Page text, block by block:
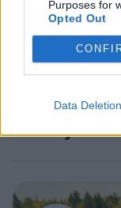
Purposes for
Opted Out
Data Deletion
UUTISET
Kela
ikärajasta